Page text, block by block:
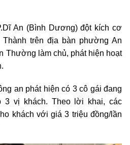
An (Bình Dương) đột kích cơ
trên địa bàn phường An
Thường làm chủ, phát hiện hoạt
an phát hiện có 3 cô gái đang
3 vị khách. Theo lời khai, các
khách với giá 3 triệu đồng/lần